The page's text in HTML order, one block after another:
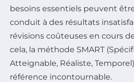
besoins essentiels peuvent
conduit à des résultats
révisions coûteuses en cours
cela, la méthode SMART
Atteignable, Réaliste,
référence incontournable.